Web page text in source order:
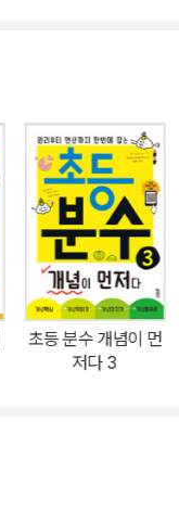
초등 분수 개념이 먼
저다 3